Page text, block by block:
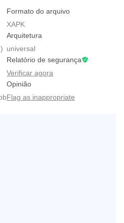
Formato do arquivo
XAPK
Arquitetura
universal
Relatório de segurança
Verificar agora
Opinião
Flag as inappropriate